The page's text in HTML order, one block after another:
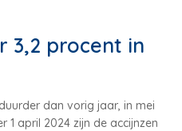
3,2 procent in
dan vorig jaar, in mei
1 april 2024 zijn de accijnzen